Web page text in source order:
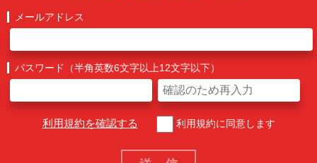
メールアドレス
パスワード（半角英数6文字以上12文字以下）
利用規約を確認する 利用規約に同意します